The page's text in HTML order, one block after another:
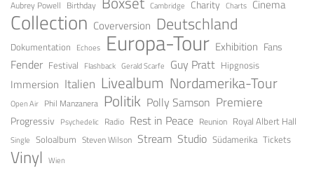
Aubrey Powell Birthday Cambridge Charity Charts Cinema
Collection Coverversion Deutschland
Dokumentation Echoes Europa-Tour Exhibition Fans
Fender Festival Flashback Gerald Scarfe Guy Pratt Hipgnosis
Immersion Italien Livealbum Nordamerika-Tour
Open Air Phil Manzanera Politik Polly Samson Premiere
Progressiv Psychedelic Radio Rest in Peace Reunion Royal Albert Hall
Single Soloalbum Steven Wilson Stream Studio Südamerika Tickets
Vinyl Wien